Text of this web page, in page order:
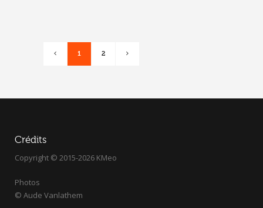
1 2
Crédits
Copyright © 2015-2026 KMeo
Photos
© Aude Vanlathem